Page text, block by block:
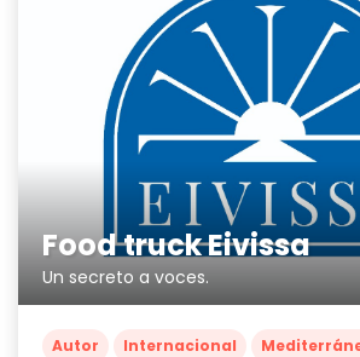
Food truck Eivissa
Un secreto a voces.
Autor Internacional